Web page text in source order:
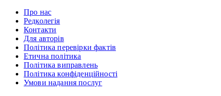
Про нас
Редколегія
Контакти
Для авторів
Політика перевірки фактів
Етична політика
Політика виправлень
Політика конфіденційності
Умови надання послуг